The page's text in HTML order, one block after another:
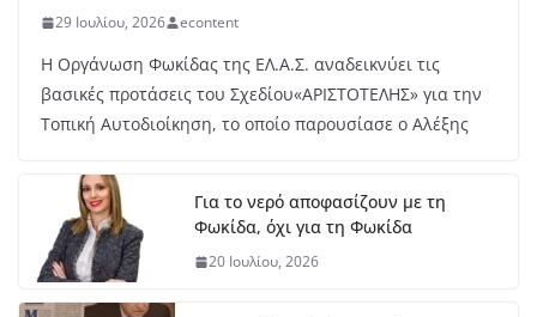
29 Ιουλίου, 2026 econtent
Η Οργάνωση Φωκίδας της ΕΛ.Α.Σ. αναδεικνύει τις
βασικές προτάσεις του Σχεδίου«ΑΡΙΣΤΟΤΕΛΗΣ» για την
Τοπική Αυτοδιοίκηση, το οποίο παρουσίασε ο Αλέξης
Για το νερό αποφασίζουν με τη
Φωκίδα, όχι για τη Φωκίδα
20 Ιουλίου, 2026